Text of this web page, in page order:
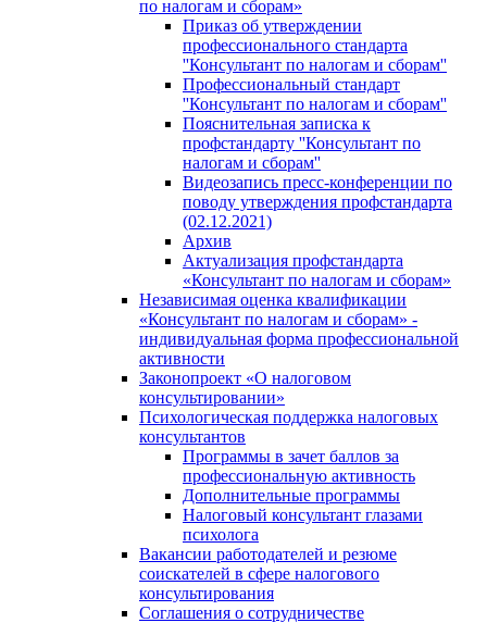
по налогам и сборам»
Приказ об утверждении
профессионального стандарта
''Консультант по налогам и сборам''
Профессиональный стандарт
''Консультант по налогам и сборам''
Пояснительная записка к
профстандарту ''Консультант по
налогам и сборам''
Видеозапись пресс-конференции по
поводу утверждения профстандарта
(02.12.2021)
Архив
Актуализация профстандарта
«Консультант по налогам и сборам»
Независимая оценка квалификации
«Консультант по налогам и сборам» -
индивидуальная форма профессиональной
активности
Законопроект «О налоговом
консультировании»
Психологическая поддержка налоговых
консультантов
Программы в зачет баллов за
профессиональную активность
Дополнительные программы
Налоговый консультант глазами
психолога
Вакансии работодателей и резюме
соискателей в сфере налогового
консультирования
Соглашения о сотрудничестве